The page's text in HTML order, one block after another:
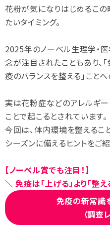
花粉が気になりはじめるこの
たいタイミング。
2025年のノーベル生理学・
念が注目されたこともあり、
疫のバランスを整える」こと
実は花粉症などのアレルギ
ことで起こるとされています。
今回は、体内環境を整えるこ
シーズンに備えるヒントをご
【ノーベル賞でも注目！】
＼ 免疫は「上げる」より「整え
免疫の新常識
（調査